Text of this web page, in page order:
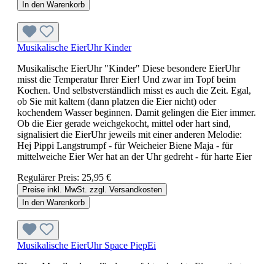
In den Warenkorb
Musikalische EierUhr Kinder
Musikalische EierUhr "Kinder" Diese besondere EierUhr
misst die Temperatur Ihrer Eier! Und zwar im Topf beim
Kochen. Und selbstverständlich misst es auch die Zeit. Egal,
ob Sie mit kaltem (dann platzen die Eier nicht) oder
kochendem Wasser beginnen. Damit gelingen die Eier immer.
Ob die Eier gerade weichgekocht, mittel oder hart sind,
signalisiert die EierUhr jeweils mit einer anderen Melodie:
Hej Pippi Langstrumpf - für Weicheier Biene Maja - für
mittelweiche Eier Wer hat an der Uhr gedreht - für harte Eier
Regulärer Preis: 25,95 €
Preise inkl. MwSt. zzgl. Versandkosten
In den Warenkorb
Musikalische EierUhr Space PiepEi